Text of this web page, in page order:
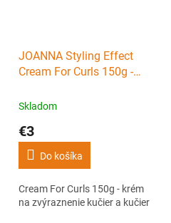
JOANNA Styling Effect
Cream For Curls 150g -
a kučier
Skladom
€3
Do košíka
Cream For Curls 150g - krém
na zvýraznenie kučier a kučier